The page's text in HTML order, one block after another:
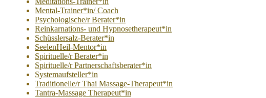
Mental-Trainer*in/ Coach
Psychologische/r Berater*in
Reinkarnations- und Hypnosetherapeut*in
Schüsslersalz-Berater*in
SeelenHeil-Mentor*in
Spirituelle/r Berater*in
Spirituelle/r Partnerschaftsberater*in
Systemaufsteller*in
Traditionelle/r Thai Massage-Therapeut*in
Tantra-Massage Therapeut*in